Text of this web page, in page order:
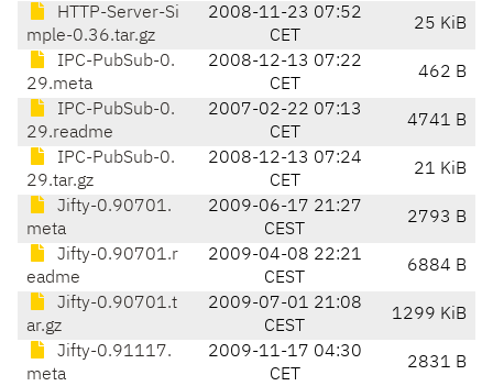
HTTP-Server-Si
mple-0.36.tar.gz
2008-11-23 07:52
CET
25 KiB
IPC-PubSub-0.
29.meta
2008-12-13 07:22
CET
462 B
IPC-PubSub-0.
29.readme
2007-02-22 07:13
CET
4741 B
IPC-PubSub-0.
29.tar.gz
2008-12-13 07:24
CET
21 KiB
Jifty-0.90701.
meta
2009-06-17 21:27
CEST
2793 B
Jifty-0.90701.r
eadme
2009-04-08 22:21
CEST
6884 B
Jifty-0.90701.t
ar.gz
2009-07-01 21:08
CEST
1299 KiB
Jifty-0.91117.
meta
2009-11-17 04:30
CET
2831 B